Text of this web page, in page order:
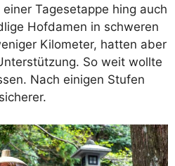
Tagesetappe hing auch
Hofdamen in schweren
Kilometer, hatten aber
So weit wollte
Nach einigen Stufen